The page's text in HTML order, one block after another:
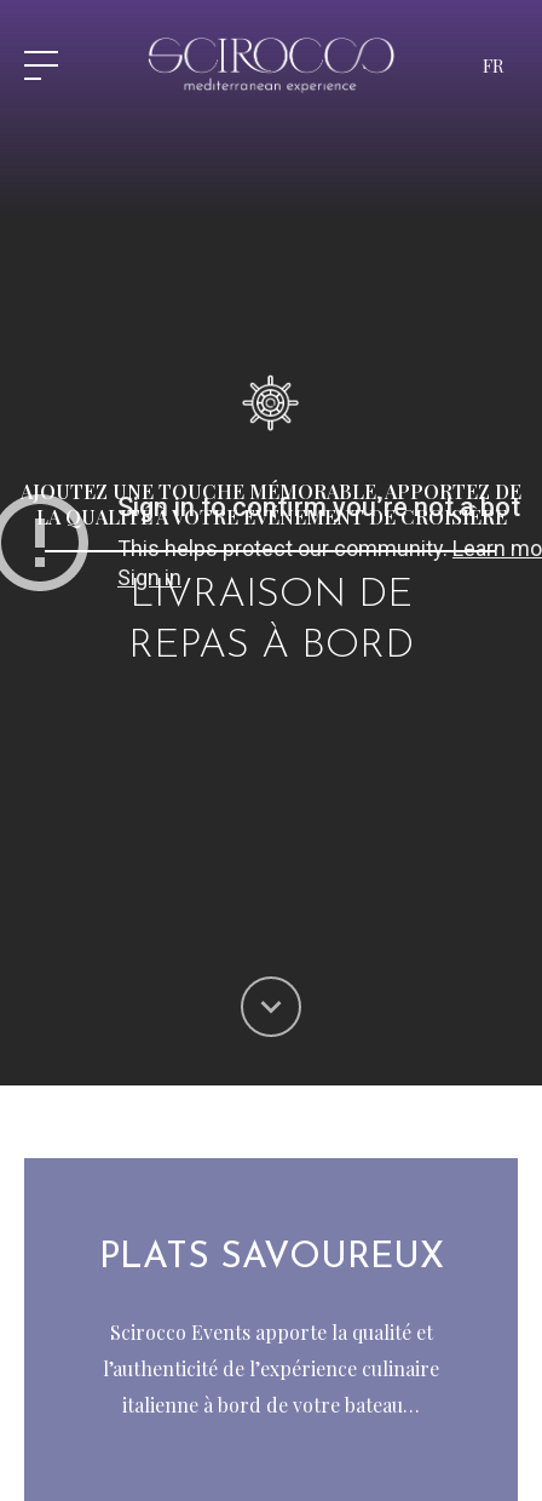
FR
LIVRAISON DE
REPAS À BORD
AJOUTEZ UNE TOUCHE MÉMORABLE, APPORTEZ DE
LA QUALITÉ À VOTRE ÉVÉNEMENT DE CROISIÈRE
PLATS SAVOUREUX
Scirocco Events apporte la qualité et
l’authenticité de l’expérience culinaire
italienne à bord de votre bateau…